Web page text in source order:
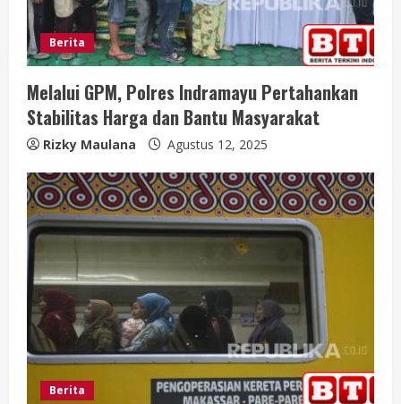
Berita
Melalui GPM, Polres Indramayu Pertahankan
Stabilitas Harga dan Bantu Masyarakat
Rizky Maulana Agustus 12, 2025
Berita